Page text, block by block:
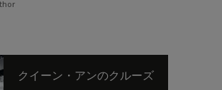
クイーン・アンのクルーズ